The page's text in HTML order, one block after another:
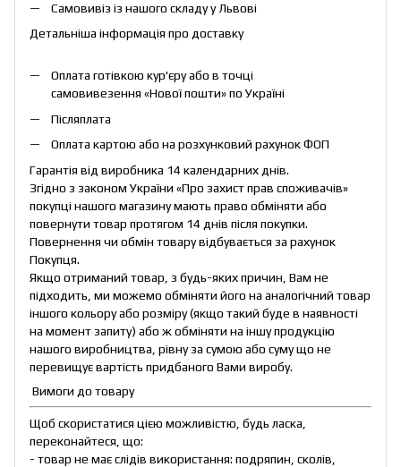
Самовивіз із нашого складу у Львові
Детальніша інформація про доставку
Оплата готівкою кур'єру або в точці
самовивезення «Нової пошти» по Україні
Післяплата
Оплата картою або на розхунковий рахунок ФОП
Гарантія від виробника 14 календарних днів.
Згідно з законом України «Про захист прав споживачів»
покупці нашого магазину мають право обміняти або
повернути товар протягом 14 днів після покупки.
Повернення чи обмін товару відбувається за рахунок
Покупця.
Якщо отриманий товар, з будь-яких причин, Вам не
підходить, ми можемо обміняти його на аналогічний товар
іншого кольору або розміру (якщо такий буде в наявності
на момент запиту) або ж обміняти на іншу продукцію
нашого виробництва, рівну за сумою або суму що не
перевищує вартість придбаного Вами виробу.
Вимоги до товару
Щоб скористатися цією можливістю, будь ласка,
переконайтеся, що:
- товар не має слідів використання: подряпин, сколів,